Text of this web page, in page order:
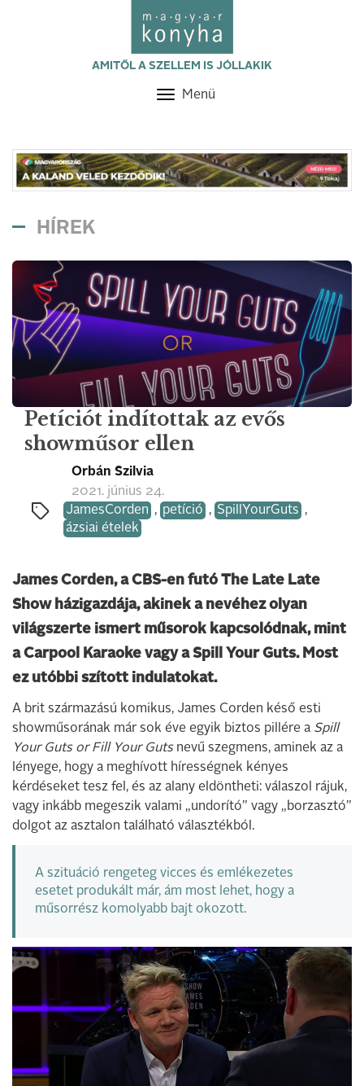
AMITŐL A SZELLEM IS JÓLLAKIK
Toggle
Menü
HÍREK
Petíciót indítottak az evős
showműsor ellen
Orbán Szilvia
2021. június 24.
JamesCorden , petíció , SpillYourGuts ,
ázsiai ételek
James Corden, a CBS-en futó The Late Late
Show házigazdája, akinek a nevéhez olyan
világszerte ismert műsorok kapcsolódnak, mint
a Carpool Karaoke vagy a Spill Your Guts. Most
ez utóbbi szított indulatokat.
A brit származású komikus, James Corden késő esti
showműsorának már sok éve egyik biztos pillére a Spill
Your Guts or Fill Your Gutsnevű szegmens, aminek az a
lényege, hogy a meghívott hírességnek kényes
kérdéseket tesz fel, és az alany eldöntheti: válaszol rájuk,
vagy inkább megeszik valami „undorító” vagy „borzasztó”
dolgot az asztalon található választékból.
A szituáció rengeteg vicces és emlékezetes
esetet produkált már, ám most lehet, hogy a
műsorrész komolyabb bajt okozott.